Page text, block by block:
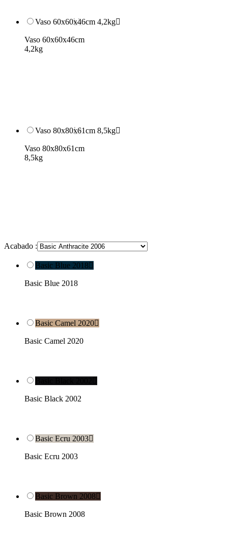
Vaso 60x60x46cm 4,2kg
Vaso 60x60x46cm
4,2kg
Vaso 80x80x61cm 8,5kg
Vaso 80x80x61cm
8,5kg
Acabado :
Basic Blue 2018
Basic Blue 2018
Basic Camel 2020
Basic Camel 2020
Basic Black 2002
Basic Ecru 2003
Basic Ecru 2003
Basic Brown 2008
Basic Brown 2008